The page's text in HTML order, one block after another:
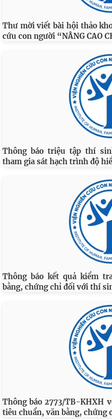
Thư mời viết bài hội thảo
cứu con người “NÂNG CAO
Thông báo triệu tập thí
tham gia sát hạch trình độ
Thông báo kết quả kiểm
bằng, chứng chỉ đối với thí
Thông báo 2773/TB-KHXH
tiêu chuẩn, văn bằng,